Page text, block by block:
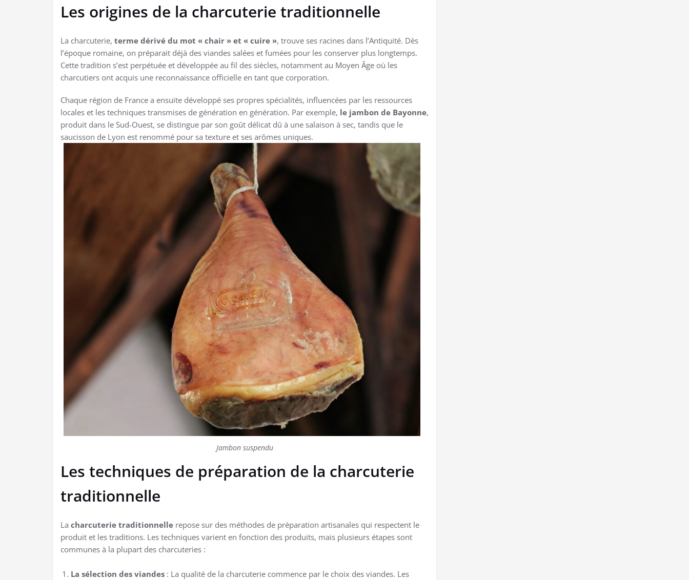
Les origines de la charcuterie traditionnelle
La charcuterie, terme dérivé du mot « chair » et « cuire », trouve ses racines dans l’Antiquité. Dès
l’époque romaine, on préparait déjà des viandes salées et fumées pour les conserver plus longtemps.
Cette tradition s’est perpétuée et développée au fil des siècles, notamment au Moyen Âge où les
charcutiers ont acquis une reconnaissance officielle en tant que corporation.
Chaque région de France a ensuite développé ses propres spécialités, influencées par les ressources
locales et les techniques transmises de génération en génération. Par exemple, le jambon de Bayonne,
produit dans le Sud-Ouest, se distingue par son goût délicat dû à une salaison à sec, tandis que le
saucisson de Lyon est renommé pour sa texture et ses arômes uniques.
Jambon suspendu
Les techniques de préparation de la charcuterie
traditionnelle
La charcuterie traditionnelle repose sur des méthodes de préparation artisanales qui respectent le
produit et les traditions. Les techniques varient en fonction des produits, mais plusieurs étapes sont
communes à la plupart des charcuteries :
La sélection des viandes : La qualité de la charcuterie commence par le choix des viandes. Les